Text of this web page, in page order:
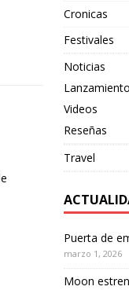
Cronicas
Festivales
Noticias
Videos
Reseñas
Travel
Puerta de
marzo 1, 2026
Moon